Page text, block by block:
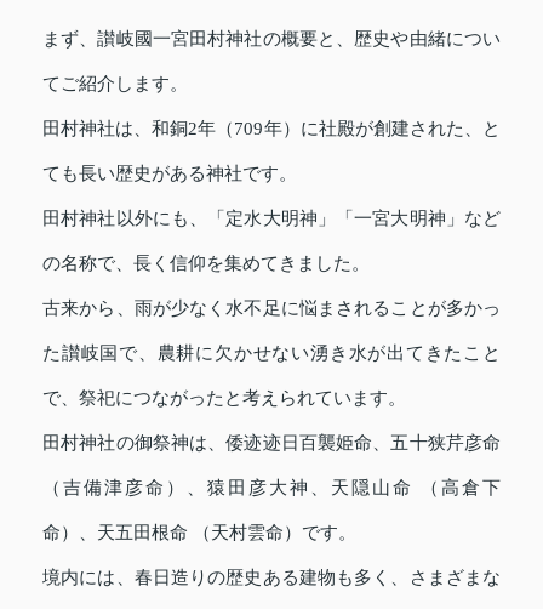
まず、讃岐國一宮田村神社の概要と、歴史や由緒につい
てご紹介します。
田村神社は、和銅2年（709年）に社殿が創建された、と
ても長い歴史がある神社です。
田村神社以外にも、「定水大明神」「一宮大明神」など
の名称で、長く信仰を集めてきました。
古来から、雨が少なく水不足に悩まされることが多かっ
た讃岐国で、農耕に欠かせない湧き水が出てきたこと
で、祭祀につながったと考えられています。
田村神社の御祭神は、倭迹迹日百襲姫命、五十狭芹彦命
（吉備津彦命）、猿田彦大神、天隠山命 （高倉下
命）、天五田根命 （天村雲命）です。
境内には、春日造りの歴史ある建物も多く、さまざまな